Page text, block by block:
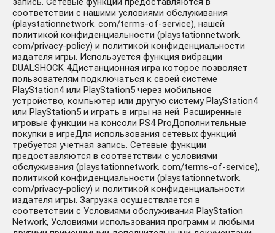
соответствии с нашими условиями обслуживания
(playstationnetwork. com/terms-of-service), нашей
политикой конфиденциальности (playstationnetwork.
com/privacy-policy) и политикой конфиденциальности
издателя игры. Используется функция вибрации
DUALSHOCK 4Дистанционная игра которое позволяет
пользователям подключаться к своей системе
PlayStation4 или PlayStation5 через мобильное
устройство, компьютер или другую систему PlayStation4
или PlayStation5 и играть в игры на ней. Расширенные
игровые функции на консоли PS4 ProДополнительные
покупки в игреДля использования сетевых функций
требуется учетная запись. Сетевые функции
предоставляются в соответствии с условиями
обслуживания (playstationnetwork. com/terms-of-service),
политикой конфиденциальности (playstationnetwork.
com/privacy-policy) и политикой конфиденциальности
издателя игры. Загрузка осуществляется в
соответствии с Условиями обслуживания PlayStation
Network, Условиями использования программ и любыми